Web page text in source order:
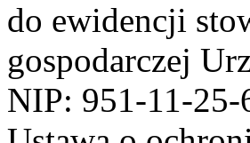
do ewidencji
gospodarczej
NIP: 951-11-